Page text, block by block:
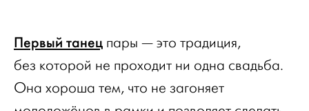
Первый танец пары — это традиция,
без которой не проходит ни одна свадьба.
Она хороша тем, что не загоняет